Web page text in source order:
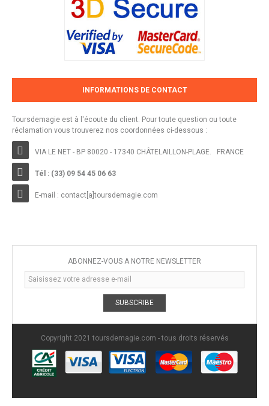
INFORMATIONS DE CONTACT
Toursdemagie est à l'écoute du client. Pour toute question ou toute
réclamation vous trouverez nos coordonnées ci-dessous :
VIA LE NET - BP 80020 - 17340 CHÂTELAILLON-PLAGE. FRANCE
Tél : (33) 09 54 45 06 63
E-mail : contact[a]toursdemagie.com
ABONNEZ-VOUS À NOTRE NEWSLETTER
SUBSCRIBE
Copyright 2021 toursdemagie.com - tous droits réservés